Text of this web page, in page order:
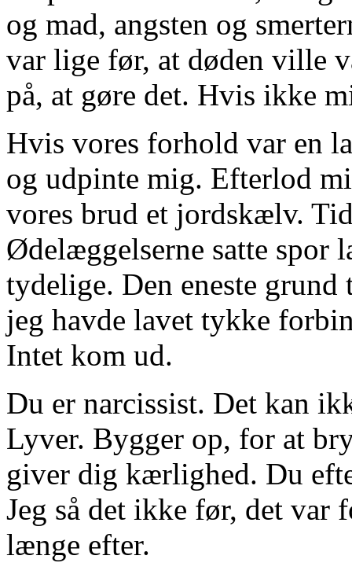
og mad, angsten og
var lige før, at døden ville
på, at gøre det. Hvis ikke
Hvis vores forhold var en
og udpinte mig. Efterlod
vores brud et jordskælv.
Ødelæggelserne satte spor
tydelige. Den eneste
jeg havde lavet tykke
Intet kom ud.
Du er narcissist. Det kan
Lyver. Bygger op, for at
giver dig kærlighed. Du
Jeg så det ikke før, det var
længe efter.